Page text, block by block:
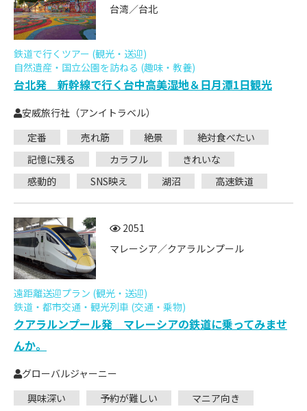
台湾／台北
鉄道で行くツアー (観光・送迎)
自然遺産・国立公園を訪ねる (趣味・教養)
台北発 新幹線で行く台中高美湿地＆日月潭1日観光
安威旅行社（アンイトラベル）
定番
売れ筋 絶景
絶対食べたい
記憶に残る
カラフル
きれいな
感動的
SNS映え 湖沼 高速鉄道
2051
マレーシア／クアラルンプール
遠距離送迎プラン (観光・送迎)
鉄道・都市交通・観光列車 (交通・乗物)
クアラルンプール発 マレーシアの鉄道に乗ってみませ
んか。
グローバルジャーニー
興味深い
予約が難しい
マニア向き